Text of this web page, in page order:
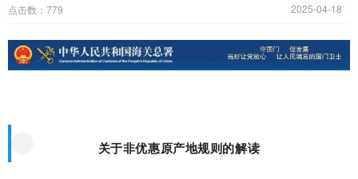
2025-04-18
点击数： 779
关于非优惠原产地规则的解读